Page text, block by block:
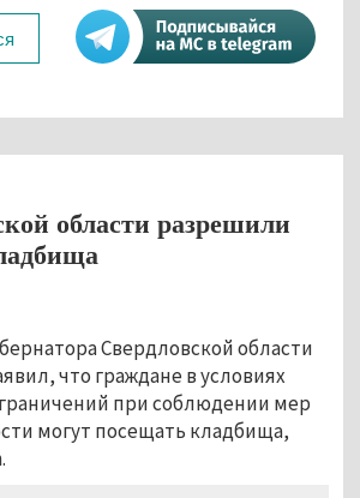
области разрешили
Свердловской области
что граждане в условиях
при соблюдении мер
могут посещать кладбища,